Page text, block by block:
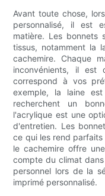
Avant toute chose,
personnalisé, il est
matière. Les bonnets
tissus, notamment la
cachemire. Chaque
inconvénients, il est
correspond à vos
exemple, la laine
recherchent un
l'acrylique est une
d'entretien. Les
ce qui les rend
le cachemire offre
compte du climat
personnel lors de la
imprimé personnalisé.